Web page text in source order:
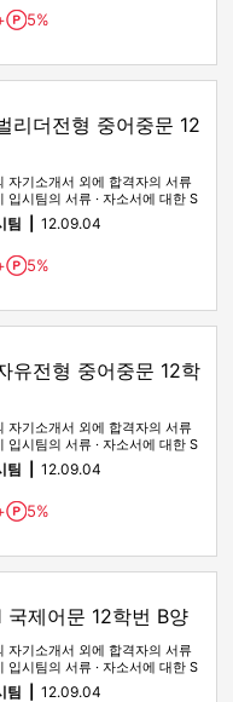
Point
5%
리더전형 중어중문 12
자기소개서 외에 합격자의 서류
입시팀의 서류 · 자소서에 대한 S
…
팀 12.09.04
Point
5%
유전형 중어중문 12학
자기소개서 외에 합격자의 서류
입시팀의 서류 · 자소서에 대한 S
…
팀 12.09.04
Point
5%
국제어문 12학번 B양
자기소개서 외에 합격자의 서류
입시팀의 서류 · 자소서에 대한 S
…
팀 12.09.04